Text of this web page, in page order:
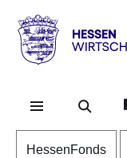
Hessen
Wirtschaft
HessenFonds